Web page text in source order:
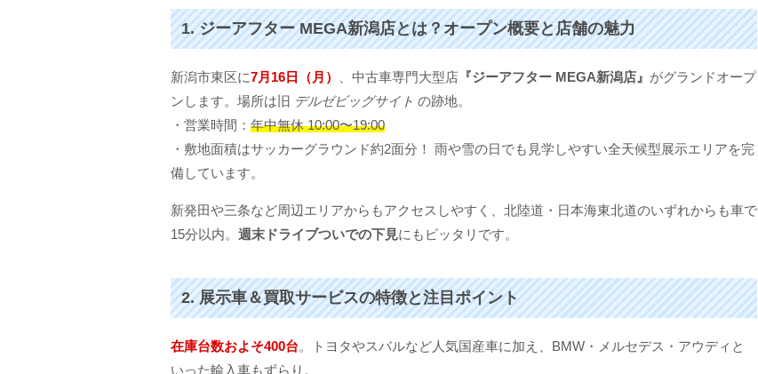
1. ジーアフター MEGA新潟店とは？オープン概要と店舗の魅力
新潟市東区に7月16日（月） 、中古車専門大型店 『ジーアフター MEGA新潟店』 がグランドオープ
ンします。場所は旧 デルゼビッグサイト の跡地。
・営業時間： 年中無休 10:00〜19:00
・敷地面積はサッカーグラウンド約2面分！ 雨や雪の日でも見学しやすい全天候型展示エリアを完
備しています。
新発田や三条など周辺エリアからもアクセスしやすく、北陸道・日本海東北道のいずれからも車で
15分以内。 週末ドライブついでの下見にもピッタリです。
2. 展示車＆買取サービスの特徴と注目ポイント
在庫台数およそ400台。トヨタやスバルなど人気国産車に加え、BMW・メルセデス・アウディと
いった輸入車もずらり。